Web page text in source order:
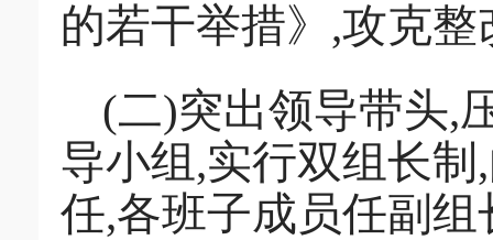
的若干举措》,攻克
(二)突出领导带头,
导小组,实行双组长
任,各班子成员任副